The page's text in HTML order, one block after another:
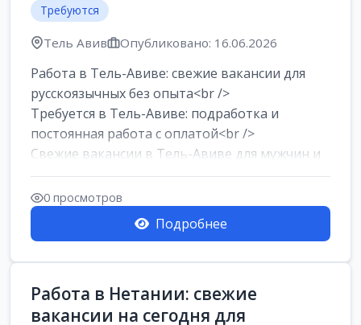
Требуются
Тель Авив Опубликовано: 16.06.2026
Работа в Тель-Авиве: свежие вакансии для
русскоязычных без опыта<br />
Требуется в Тель-Авиве: подработка и
постоянная работа с оплатой<br />
Свежие вакансии в Тель-Авиве для мужчин и
женщин от хозя...
0 просмотров
Подробнее
Работа в Нетании: свежие
вакансии на сегодня для